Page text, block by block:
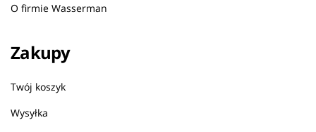
O firmie Wasserman
Zakupy
Twój koszyk
Wysyłka